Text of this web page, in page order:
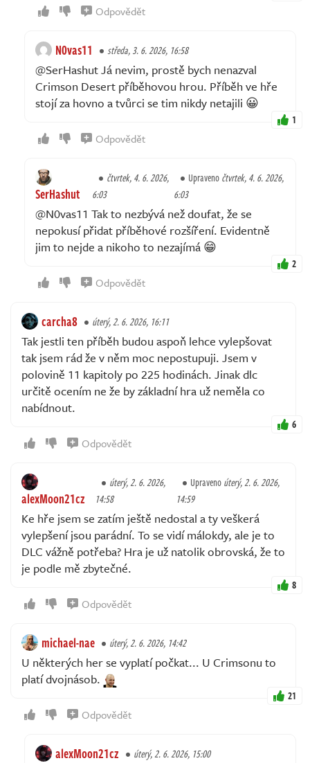
Odpovědět
N0vas11 středa, 3. 6. 2026, 16:58
@SerHashut Já nevim, prostě bych nenazval
Crimson Desert příběhovou hrou. Příběh ve hře
stojí za hovno a tvůrci se tim nikdy netajili 😀
1
Odpovědět
SerHashut
čtvrtek, 4. 6. 2026,
6:03
Upravenočtvrtek, 4. 6. 2026,
6:03
@N0vas11 Tak to nezbývá než doufat, že se
nepokusí přidat příběhové rozšíření. Evidentně
jim to nejde a nikoho to nezajímá 😁
2
Odpovědět
carcha8 úterý, 2. 6. 2026, 16:11
Tak jestli ten příběh budou aspoň lehce vylepšovat
tak jsem rád že v něm moc nepostupuji. Jsem v
polovině 11 kapitoly po 225 hodinách. Jinak dlc
určitě ocením ne že by základní hra už neměla co
nabídnout.
6
Odpovědět
alexMoon21cz
úterý, 2. 6. 2026,
14:58
Upravenoúterý, 2. 6. 2026,
14:59
Ke hře jsem se zatím ještě nedostal a ty veškerá
vylepšení jsou parádní. To se vidí málokdy, ale je to
DLC vážně potřeba? Hra je už natolik obrovská, že to
je podle mě zbytečné.
8
Odpovědět
michael-nae úterý, 2. 6. 2026, 14:42
U některých her se vyplatí počkat... U Crimsonu to
platí dvojnásob.
21
Odpovědět
alexMoon21cz úterý, 2. 6. 2026, 15:00